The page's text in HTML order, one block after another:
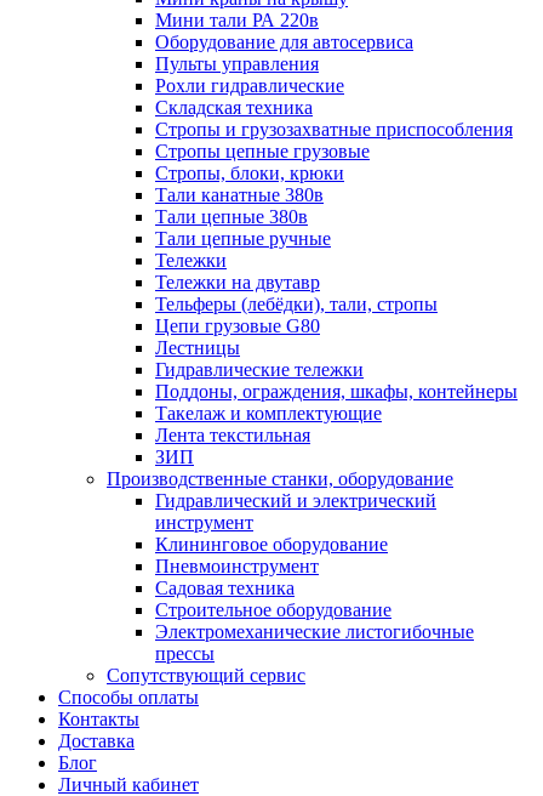
Мини тали РА 220в
Оборудование для автосервиса
Пульты управления
Рохли гидравлические
Складская техника
Стропы и грузозахватные приспособления
Стропы цепные грузовые
Стропы, блоки, крюки
Тали канатные 380в
Тали цепные 380в
Тали цепные ручные
Тележки
Тележки на двутавр
Тельферы (лебёдки), тали, стропы
Цепи грузовые G80
Лестницы
Гидравлические тележки
Поддоны, ограждения, шкафы, контейнеры
Такелаж и комплектующие
Лента текстильная
ЗИП
Производственные станки, оборудование
Гидравлический и электрический
инструмент
Клининговое оборудование
Пневмоинструмент
Садовая техника
Строительное оборудование
Электромеханические листогибочные
прессы
Сопутствующий сервис
Способы оплаты
Контакты
Доставка
Блог
Личный кабинет